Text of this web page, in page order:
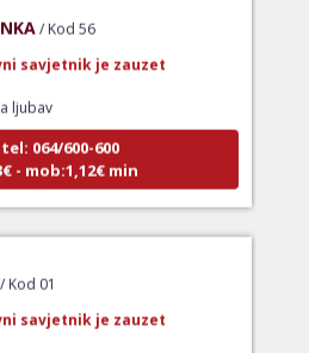
savjetnik je zauzet
064/600-600
- mob:1,12€ min